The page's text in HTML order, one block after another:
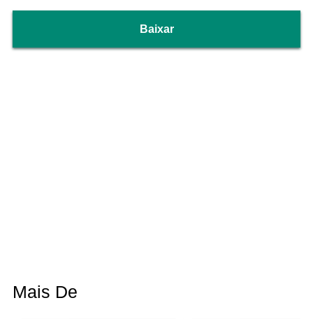
Baixar
Mais De